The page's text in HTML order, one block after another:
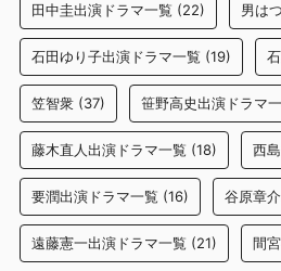
田中圭出演ドラマ一覧 (22) 男は
石田ゆり子出演ドラマ一覧 (19)
笠智衆 (37) 笹野高史出演ドラマ
藤木直人出演ドラマ一覧 (18) 西
要潤出演ドラマ一覧 (16) 谷原章
遠藤憲一出演ドラマ一覧 (21) 間